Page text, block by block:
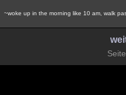
~woke up in the morning like 10 am, walk